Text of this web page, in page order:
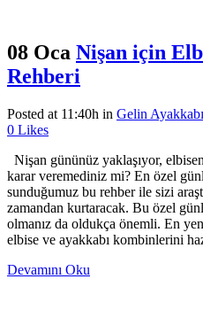
08 Oca Nişan için
Rehberi
Posted at 11:40h in Gelin
0 Likes
Nişan gününüz yaklaşıyor,
karar veremediniz mi? En özel
sunduğumuz bu rehber ile sizi
zamandan kurtaracak. Bu özel
olmanız da oldukça önemli. En
elbise ve ayakkabı kombinlerini
Devamını Oku